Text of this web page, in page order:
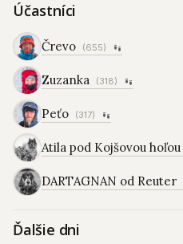
Účastníci
Črevo (655)
Zuzanka (318)
Peťo (317)
Atila pod Kojšovou hoľou
DARTAGNAN od Reuter
Ďalšie dni